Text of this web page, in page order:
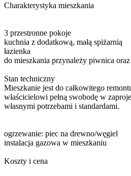
Charakterystyka mieszkania
3 przestronne pokoje
kuchnia z dodatkową, małą spiżarnią
łazienka
do mieszkania przynależy piwnica
Stan techniczny
Mieszkanie jest do całkowitego
właścicielowi pełną swobodę w
własnymi potrzebami i standardami.
ogrzewanie: piec na drewno/węgiel
instalacja gazowa w mieszkaniu
Koszty i cena